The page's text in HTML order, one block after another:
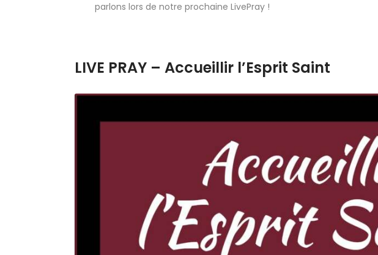
parlons lors de notre prochaine LivePray !
LIVE PRAY – Accueillir l’Esprit Saint